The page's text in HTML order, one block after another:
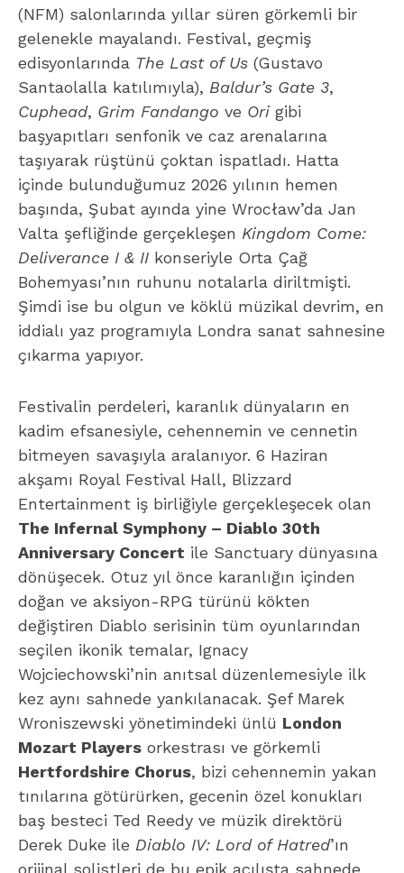
(NFM) salonlarında yıllar süren görkemli bir
gelenekle mayalandı. Festival, geçmiş
edisyonlarında The Last of Us (Gustavo
Santaolalla katılımıyla), Baldur’s Gate 3,
Cuphead, Grim Fandango ve Ori gibi
başyapıtları senfonik ve caz arenalarına
taşıyarak rüştünü çoktan ispatladı. Hatta
içinde bulunduğumuz 2026 yılının hemen
başında, Şubat ayında yine Wrocław’da Jan
Valta şefliğinde gerçekleşen Kingdom Come:
Deliverance I & II konseriyle Orta Çağ
Bohemyası’nın ruhunu notalarla diriltmişti.
Şimdi ise bu olgun ve köklü müzikal devrim, en
iddialı yaz programıyla Londra sanat sahnesine
çıkarma yapıyor.
Festivalin perdeleri, karanlık dünyaların en
kadim efsanesiyle, cehennemin ve cennetin
bitmeyen savaşıyla aralanıyor. 6 Haziran
akşamı Royal Festival Hall, Blizzard
Entertainment iş birliğiyle gerçekleşecek olan
The Infernal Symphony – Diablo 30th
Anniversary Concert ile Sanctuary dünyasına
dönüşecek. Otuz yıl önce karanlığın içinden
doğan ve aksiyon-RPG türünü kökten
değiştiren Diablo serisinin tüm oyunlarından
seçilen ikonik temalar, Ignacy
Wojciechowski’nin anıtsal düzenlemesiyle ilk
kez aynı sahnede yankılanacak. Şef Marek
Wroniszewski yönetimindeki ünlü London
Mozart Players orkestrası ve görkemli
Hertfordshire Chorus, bizi cehennemin yakan
tınılarına götürürken, gecenin özel konukları
baş besteci Ted Reedy ve müzik direktörü
Derek Duke ile Diablo IV: Lord of Hatred’ın
orijinal solistleri de bu epik açılışta sahnede